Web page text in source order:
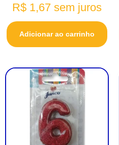
R$ 1,67 sem juros
Adicionar ao carrinho